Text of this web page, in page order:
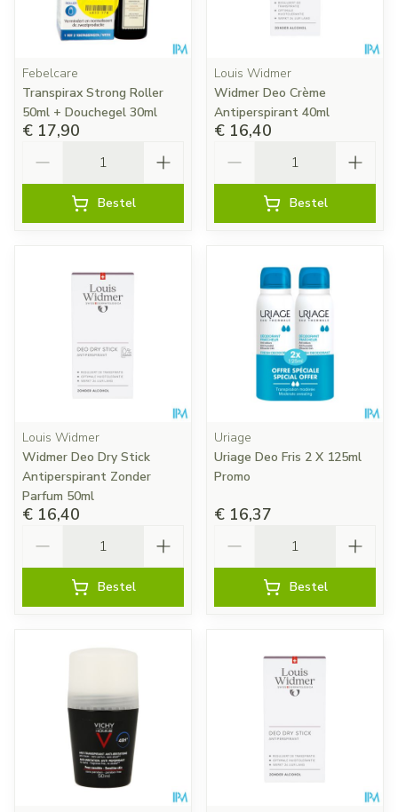
Febelcare
Transpirax Strong Roller
50ml + Douchegel 30ml
€ 17,90
Bestel
Louis Widmer
Widmer Deo Crème
Antiperspirant 40ml
€ 16,40
Bestel
Louis Widmer
Widmer Deo Dry Stick
Antiperspirant Zonder
Parfum 50ml
€ 16,40
Bestel
Uriage
Uriage Deo Fris 2 X 125ml
Promo
€ 16,37
Bestel